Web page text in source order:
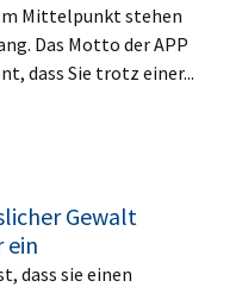
Mittelpunkt stehen
Das Motto der APP
dass Sie trotz einer...
Gewalt
ein
dass sie einen